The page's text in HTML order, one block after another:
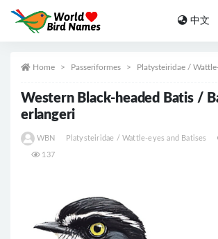
中文
Home Passeriformes Platysteiridae /
Western Black-headed Batis /
erlangeri
WBN Platysteiridae / Wattle-eyes and Batises
137